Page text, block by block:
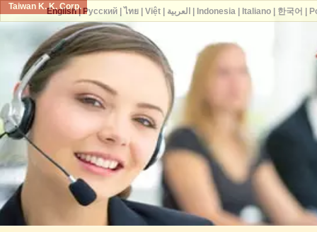
Taiwan K. K. Corp.
English| Русский| ไทย| Việt| العربية Indonesia| Italiano| 한국어